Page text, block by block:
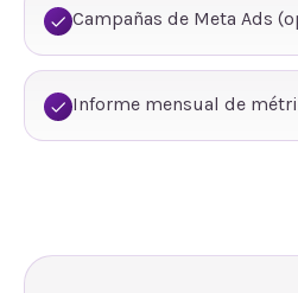
Campañas de Meta Ads
Informe mensual de